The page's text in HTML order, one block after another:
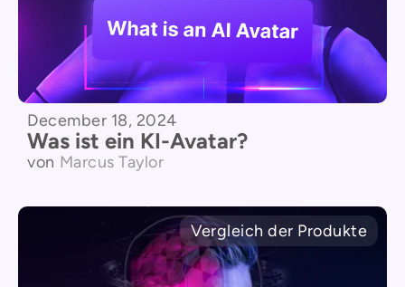
December 18, 2024
Was ist ein KI-Avatar?
von Marcus Taylor
Vergleich der Produkte